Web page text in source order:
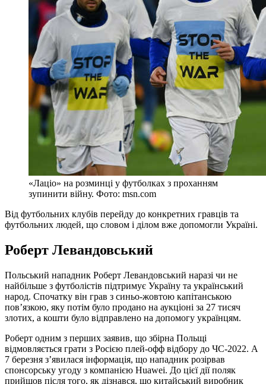
«Лаціо» на розминці у футболках з проханням
зупинити війну. Фото: msn.com
Від футбольних клубів перейду до конкретних гравців та
футбольних людей, що словом і ділом вже допомогли Україні.
Роберт Левандовський
Польський нападник Роберт Левандовський наразі чи не
найбільше з футболістів підтримує Україну та український
народ. Спочатку він грав з синьо-жовтою капітанською
пов’язкою, яку потім було продано на аукціоні за 27 тисяч
злотих, а кошти було відправлено на допомогу українцям.
Роберт одним з перших заявив, що збірна Польщі
відмовляється грати з Росією плей-офф відбору до ЧС-2022. А
7 березня з’явилася інформація, що нападник розірвав
спонсорську угоду з компанією Huawei. До цієї дії поляк
прийшов після того, як дізнався, що китайський виробник